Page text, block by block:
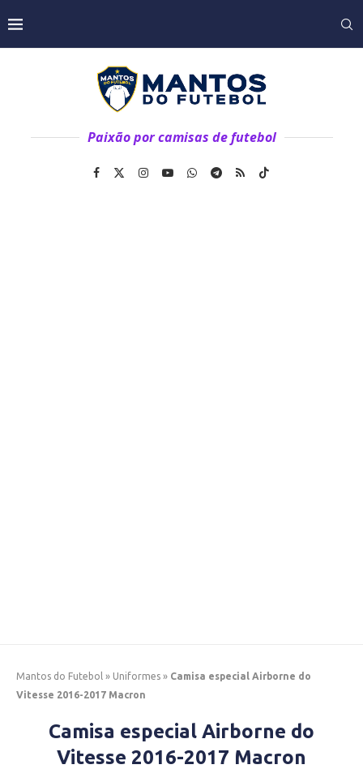
Paixão por camisas de futebol
Mantos do Futebol » Uniformes » Camisa especial Airborne do
Vitesse 2016-2017 Macron
Camisa especial Airborne do
Vitesse 2016-2017 Macron